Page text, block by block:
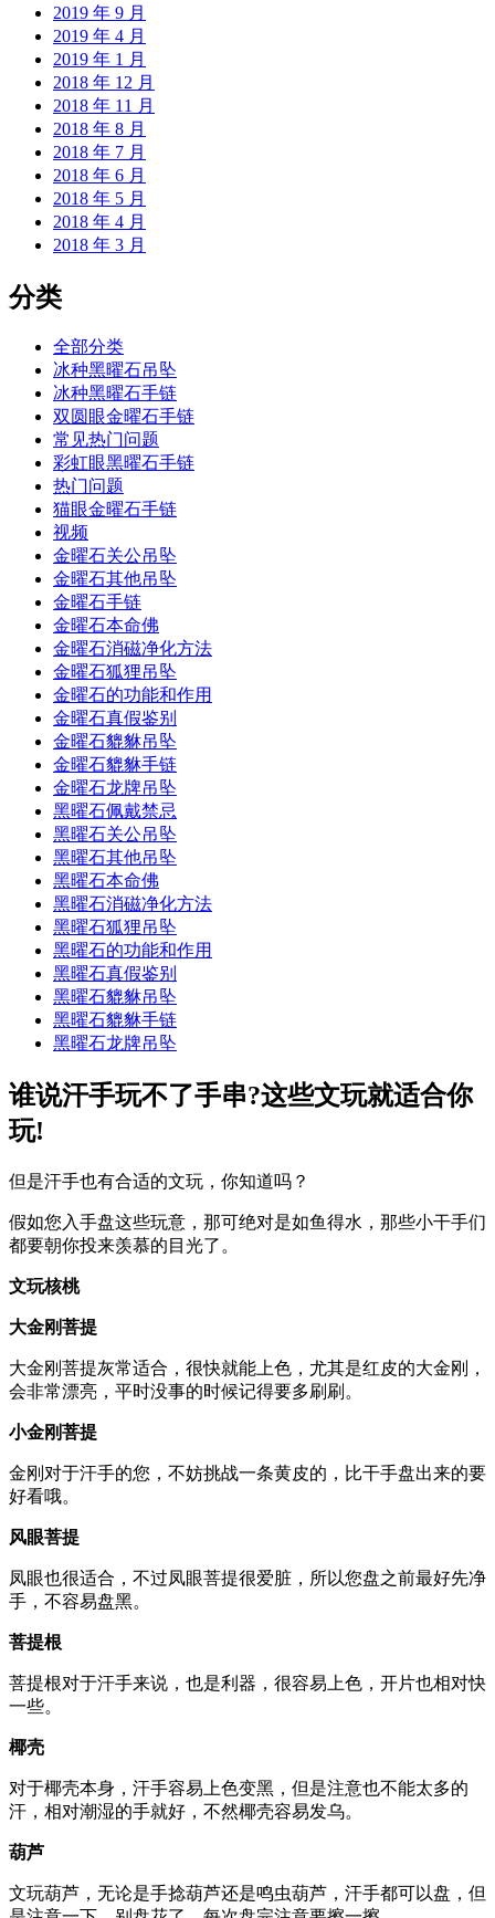
2019 年 9 月
2019 年 4 月
2019 年 1 月
2018 年 12 月
2018 年 11 月
2018 年 8 月
2018 年 7 月
2018 年 6 月
2018 年 5 月
2018 年 4 月
2018 年 3 月
分类
全部分类
冰种黑曜石吊坠
冰种黑曜石手链
双圆眼金曜石手链
常见热门问题
彩虹眼黑曜石手链
热门问题
猫眼金曜石手链
视频
金曜石关公吊坠
金曜石其他吊坠
金曜石手链
金曜石本命佛
金曜石消磁净化方法
金曜石狐狸吊坠
金曜石的功能和作用
金曜石真假鉴别
金曜石貔貅吊坠
金曜石貔貅手链
金曜石龙牌吊坠
黑曜石佩戴禁忌
黑曜石关公吊坠
黑曜石其他吊坠
黑曜石本命佛
黑曜石消磁净化方法
黑曜石狐狸吊坠
黑曜石的功能和作用
黑曜石真假鉴别
黑曜石貔貅吊坠
黑曜石貔貅手链
黑曜石龙牌吊坠
谁说汗手玩不了手串?这些文玩就适合你
玩!
但是汗手也有合适的文玩，你知道吗？
假如您入手盘这些玩意，那可绝对是如鱼得水，那些小干手们
都要朝你投来羡慕的目光了。
文玩核桃
大金刚菩提
大金刚菩提灰常适合，很快就能上色，尤其是红皮的大金刚，
会非常漂亮，平时没事的时候记得要多刷刷。
小金刚菩提
金刚对于汗手的您，不妨挑战一条黄皮的，比干手盘出来的要
好看哦。
风眼菩提
凤眼也很适合，不过凤眼菩提很爱脏，所以您盘之前最好先净
手，不容易盘黑。
菩提根
菩提根对于汗手来说，也是利器，很容易上色，开片也相对快
一些。
椰壳
对于椰壳本身，汗手容易上色变黑，但是注意也不能太多的
汗，相对潮湿的手就好，不然椰壳容易发乌。
葫芦
文玩葫芦，无论是手捻葫芦还是鸣虫葫芦，汗手都可以盘，但